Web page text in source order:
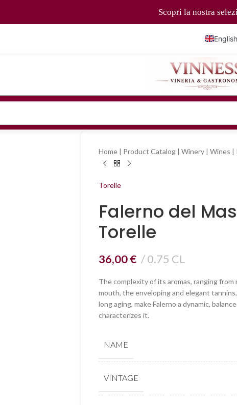
Scopri la nostra selezione di
Deutsch
Home| Product Catalog| Winery| Wines |
Torelle
Falerno del
Torelle
36,00€ 0.75 CL
The complexity of its aromas, ranging
mouth, the enveloping and elegant
long aging, make Falerno a dynamic,
characterizes it.
NAME
VINTAGE